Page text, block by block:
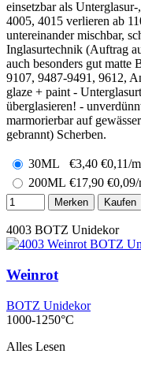
einsetzbar als
4005, 4015 verlieren ab
untereinander mischbar,
Inglasurtechnik (Auftrag
auch besonders gut
9107, 9487-9491, 9612,
glaze + paint -
überglasieren! -
marmorierbar auf
gebrannt) Scherben.
30ML €3,40 €0,11/
200ML €17,90 €0,09/
Merken Kaufen
4003 BOTZ Unidekor
Weinrot
BOTZ Unidekor
1000-1250°C
Alles Lesen